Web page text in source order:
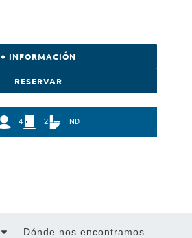
+ INFORMACIÓN
RESERVAR
4 2 ND
Dónde nos encontramos